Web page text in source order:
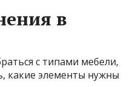
в
с типами мебели,
какие элементы нужны